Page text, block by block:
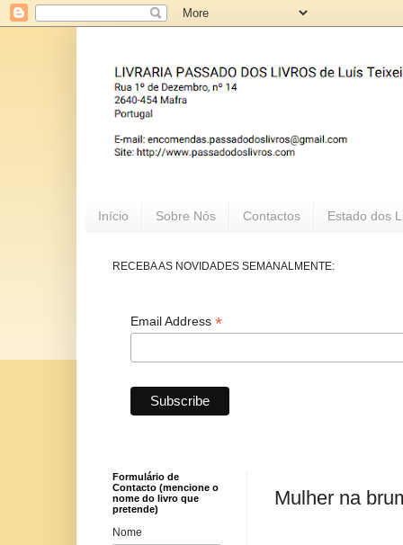
Início Sobre Nós Contactos Estado dos
RECEBA AS NOVIDADES SEMANALMENTE:
Email Address *
Mulher na
Formulário de
Contacto (mencione o
nome do livro que
pretende)
Nome